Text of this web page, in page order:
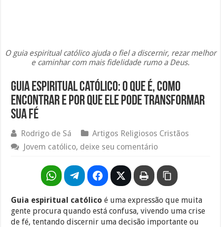
O guia espiritual católico ajuda o fiel a discernir, rezar melhor
e caminhar com mais fidelidade rumo a Deus.
Guia Espiritual Católico: O Que É, Como
Encontrar e Por Que Ele Pode Transformar
Sua Fé
Rodrigo de Sá
Artigos Religiosos Cristãos
Jovem católico, deixe seu comentário
Guia espiritual católico é uma expressão que muita
gente procura quando está confusa, vivendo uma crise
de fé, tentando discernir uma decisão importante ou